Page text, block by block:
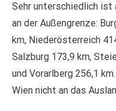
Sehr unterschiedlich ist
an der Außengrenze:
km, Niederösterreich
Salzburg 173,9 km,
und Vorarlberg 256,1
Wien nicht an das